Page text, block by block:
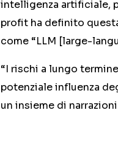
intelligenza artificiale,
profit ha definito
come “LLM [large-
“I rischi a lungo
potenziale influenza
un insieme di